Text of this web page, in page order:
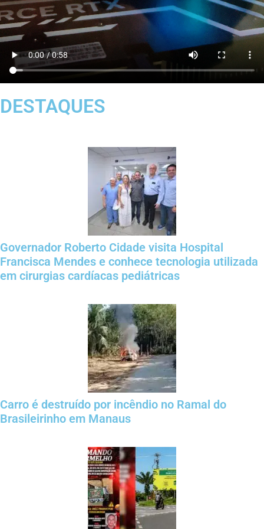
DESTAQUES
Governador Roberto Cidade visita Hospital
Francisca Mendes e conhece tecnologia utilizada
em cirurgias cardíacas pediátricas
Carro é destruído por incêndio no Ramal do
Brasileirinho em Manaus